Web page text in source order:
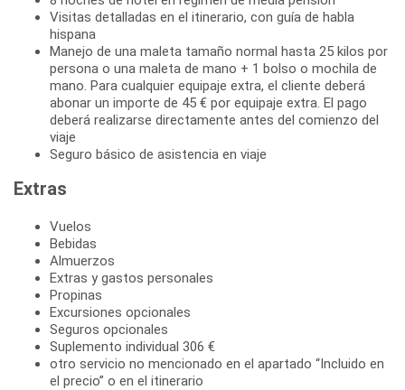
Visitas detalladas en el itinerario, con guía de habla
hispana
Manejo de una maleta tamaño normal hasta 25 kilos por
persona o una maleta de mano + 1 bolso o mochila de
mano. Para cualquier equipaje extra, el cliente deberá
abonar un importe de 45 € por equipaje extra. El pago
deberá realizarse directamente antes del comienzo del
viaje
Seguro básico de asistencia en viaje
Extras
Vuelos
Bebidas
Almuerzos
Extras y gastos personales
Propinas
Excursiones opcionales
Seguros opcionales
Suplemento individual 306 €
otro servicio no mencionado en el apartado “Incluido en
el precio” o en el itinerario